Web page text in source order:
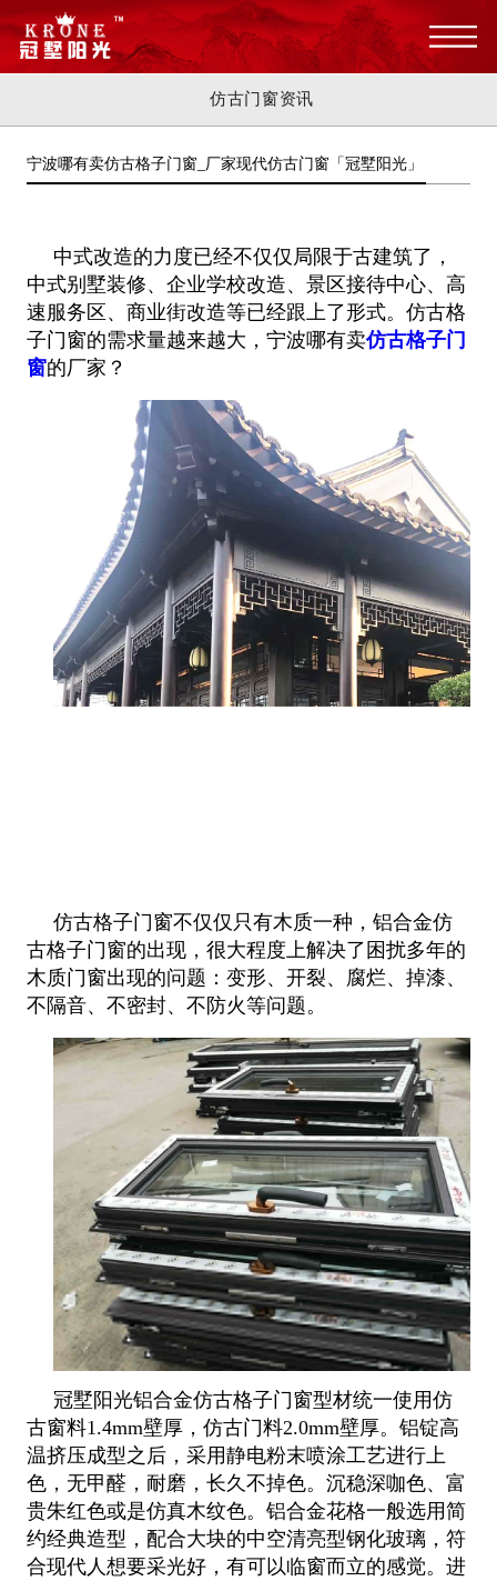
仿古门窗资讯
宁波哪有卖仿古格子门窗_厂家现代仿古门窗「冠墅阳光」
中式改造的力度已经不仅仅局限于古建筑了，
中式别墅装修、企业学校改造、景区接待中心、高
速服务区、商业街改造等已经跟上了形式。仿古格
子门窗的需求量越来越大，宁波哪有卖仿古格子门
窗的厂家？
仿古格子门窗不仅仅只有木质一种，铝合金仿
古格子门窗的出现，很大程度上解决了困扰多年的
木质门窗出现的问题：变形、开裂、腐烂、掉漆、
不隔音、不密封、不防火等问题。
冠墅阳光铝合金仿古格子门窗型材统一使用仿
古窗料1.4mm壁厚，仿古门料2.0mm壁厚。铝锭高
温挤压成型之后，采用静电粉末喷涂工艺进行上
色，无甲醛，耐磨，长久不掉色。沉稳深咖色、富
贵朱红色或是仿真木纹色。铝合金花格一般选用简
约经典造型，配合大块的中空清亮型钢化玻璃，符
合现代人想要采光好，有可以临窗而立的感觉。进